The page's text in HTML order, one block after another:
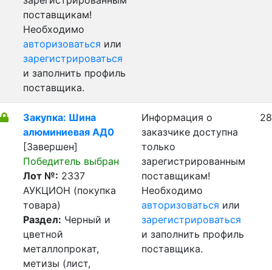
поставщикам!
Необходимо
авторизоваться или
зарегистрироваться
и заполнить профиль
поставщика.
Закупка: Шина
алюминиевая АД0
[Завершен]
Победитель выбран
Лот №: 2337
АУКЦИОН (покупка
товара)
Раздел: Черный и
цветной
металлопрокат,
метизы (лист,
Информация о
заказчике доступна
только
зарегистрированным
поставщикам!
Необходимо
авторизоваться или
зарегистрироваться
и заполнить профиль
поставщика.